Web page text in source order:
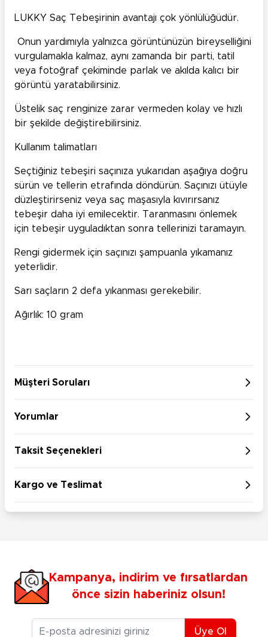
LUKKY Saç Tebeşirinin avantajı çok yönlülüğüdür.
Onun yardımıyla yalnızca görüntünüzün bireyselliğini
vurgulamakla kalmaz, aynı zamanda bir parti, tatil
veya fotoğraf çekiminde parlak ve akılda kalıcı bir
görüntü yaratabilirsiniz.
Üstelik saç renginize zarar vermeden kolay ve hızlı
bir şekilde değiştirebilirsiniz.
Kullanım talimatları
Seçtiğiniz tebeşiri saçınıza yukarıdan aşağıya doğru
sürün ve tellerin etrafında döndürün. Saçınızı ütüyle
düzleştirirseniz veya saç maşasıyla kıvırırsanız
tebeşir daha iyi emilecektir. Taranmasını önlemek
için tebeşir uyguladıktan sonra tellerinizi taramayın.
Rengi gidermek için saçınızı şampuanla yıkamanız
yeterlidir.
Sarı saçların 2 defa yıkanması gerekebilir.
Ağırlık: 10 gram
Müşteri Soruları
Yorumlar
Taksit Seçenekleri
Kargo ve Teslimat
Kampanya, indirim ve fırsatlardan
önce sizin haberiniz olsun!
E-posta Adresiniz
Üye Ol